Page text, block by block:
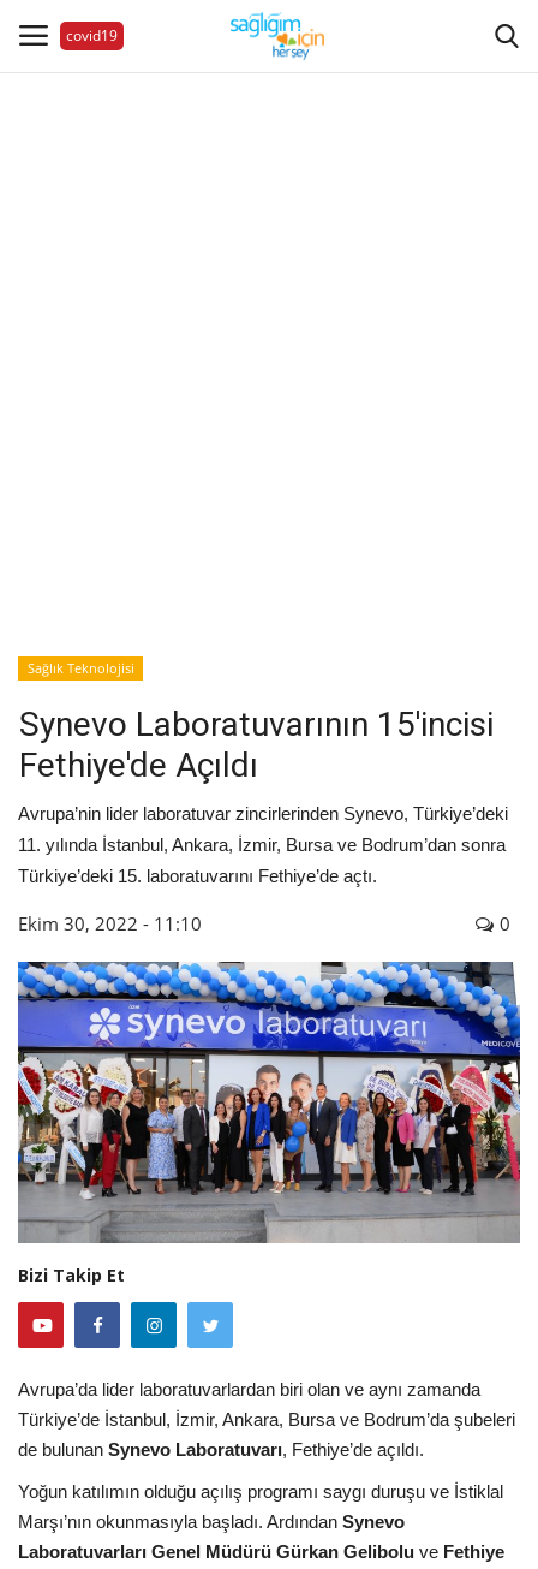
covid19
Tanı-Tedavi
Sağlık Teknolojisi
Synevo Laboratuvarının 15'incisi
Fethiye'de Açıldı
Avrupa’nin lider laboratuvar zincirlerinden Synevo, Türkiye’deki
11. yılında İstanbul, Ankara, İzmir, Bursa ve Bodrum’dan sonra
Türkiye’deki 15. laboratuvarını Fethiye’de açtı.
Ekim 30, 2022 - 11:10 0
Bizi Takip Et
Avrupa’da lider laboratuvarlardan biri olan ve aynı zamanda
Türkiye’de İstanbul, İzmir, Ankara, Bursa ve Bodrum’da şubeleri
de bulunan Synevo Laboratuvarı, Fethiye’de açıldı.
Yoğun katılımın olduğu açılış programı saygı duruşu ve İstiklal
Marşı’nın okunmasıyla başladı. Ardından Synevo
Laboratuvarları Genel Müdürü Gürkan Gelibolu ve Fethiye